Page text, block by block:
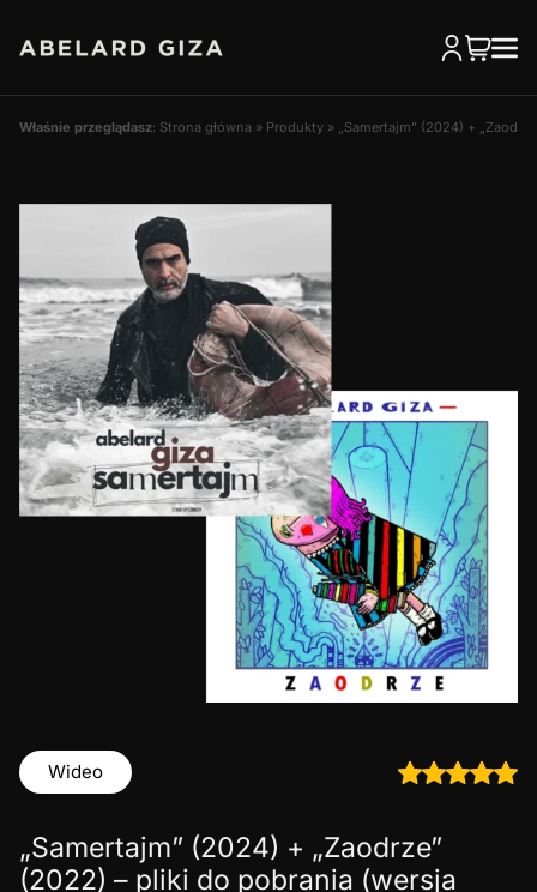
Właśnie przeglądasz: Strona główna » Produkty » „Samertajm” (2024) +
Wideo
„Samertajm” (2024) + „Zaodrze”
(2022) – pliki do pobrania (wersja